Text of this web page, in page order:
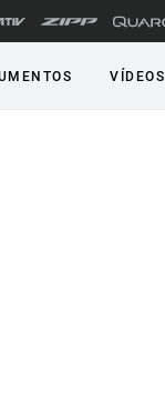
VÍDEOS